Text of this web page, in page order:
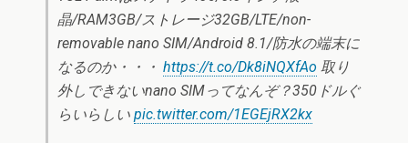
晶/RAM3GB/ストレージ32GB/LTE/non-
removable nano SIM/Android 8.1/防水の端末に
なるのか・・・ https://t.co/Dk8iNQXfAo 取り
外しできないnano SIMってなんぞ？350ドルぐ
らいらしい pic.twitter.com/1EGEjRX2kx